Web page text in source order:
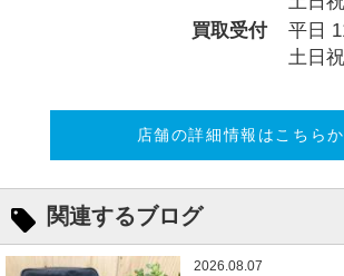
買取受付
平日
土日
店舗の詳細情報はこちら
関連するブログ
2026.08.07